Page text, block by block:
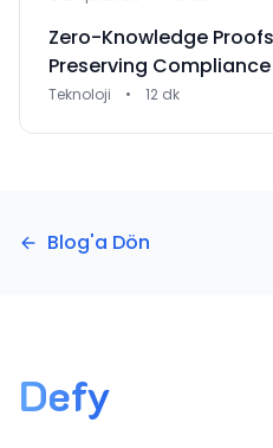
Zero-Knowledge
Preserving Compliance
Teknoloji • 12 dk
Blog'a Dön
Defy